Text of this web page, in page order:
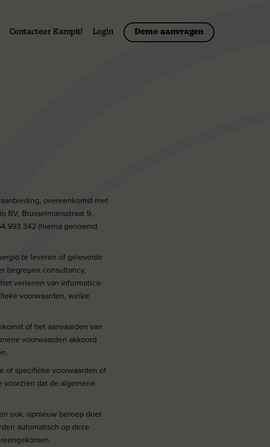
Contacteer Kampit! Login Demo aanvragen
overeenkomst met
BV, Brusselmansstraat 9,
(hierna genoemd
te leveren of geleverde
begrepen consultancy,
verlenen van informatica-
voorwaarden, welke
of het aanvaarden van
voorwaarden akkoord
of specifieke voorwaarden of
voorzien dat de algemene
ook, opnieuw beroep doet
automatisch op deze